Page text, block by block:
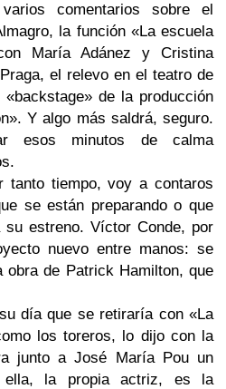
comentarios sobre el
la función «La escuela
María Adánez y Cristina
el relevo en el teatro de
de la producción
Y algo más saldrá, seguro.
esos minutos de calma
tanto tiempo, voy a contaros
se están preparando o que
estreno. Víctor Conde, por
nuevo entre manos: se
obra de Patrick Hamilton, que
día que se retiraría con «La
los toreros, lo dijo con la
junto a José María Pou un
ella, la propia actriz, es la